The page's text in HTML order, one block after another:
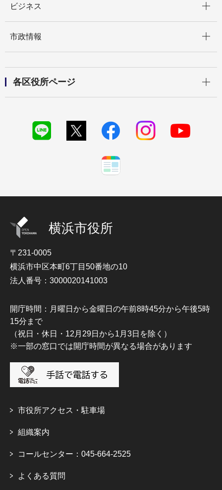
ビジネス
市政情報
各区役所ページ
横浜市役所
〒231-0005
横浜市中区本町6丁目50番地の10
法人番号：3000020141003
開庁時間：月曜日から金曜日の午前8時45分から午後5時
15分まで
（祝日・休日・12月29日から1月3日を除く）
※一部の窓口では開庁時間が異なる場合があります
市役所アクセス・駐車場
組織案内
コールセンター：045-664-2525
よくある質問